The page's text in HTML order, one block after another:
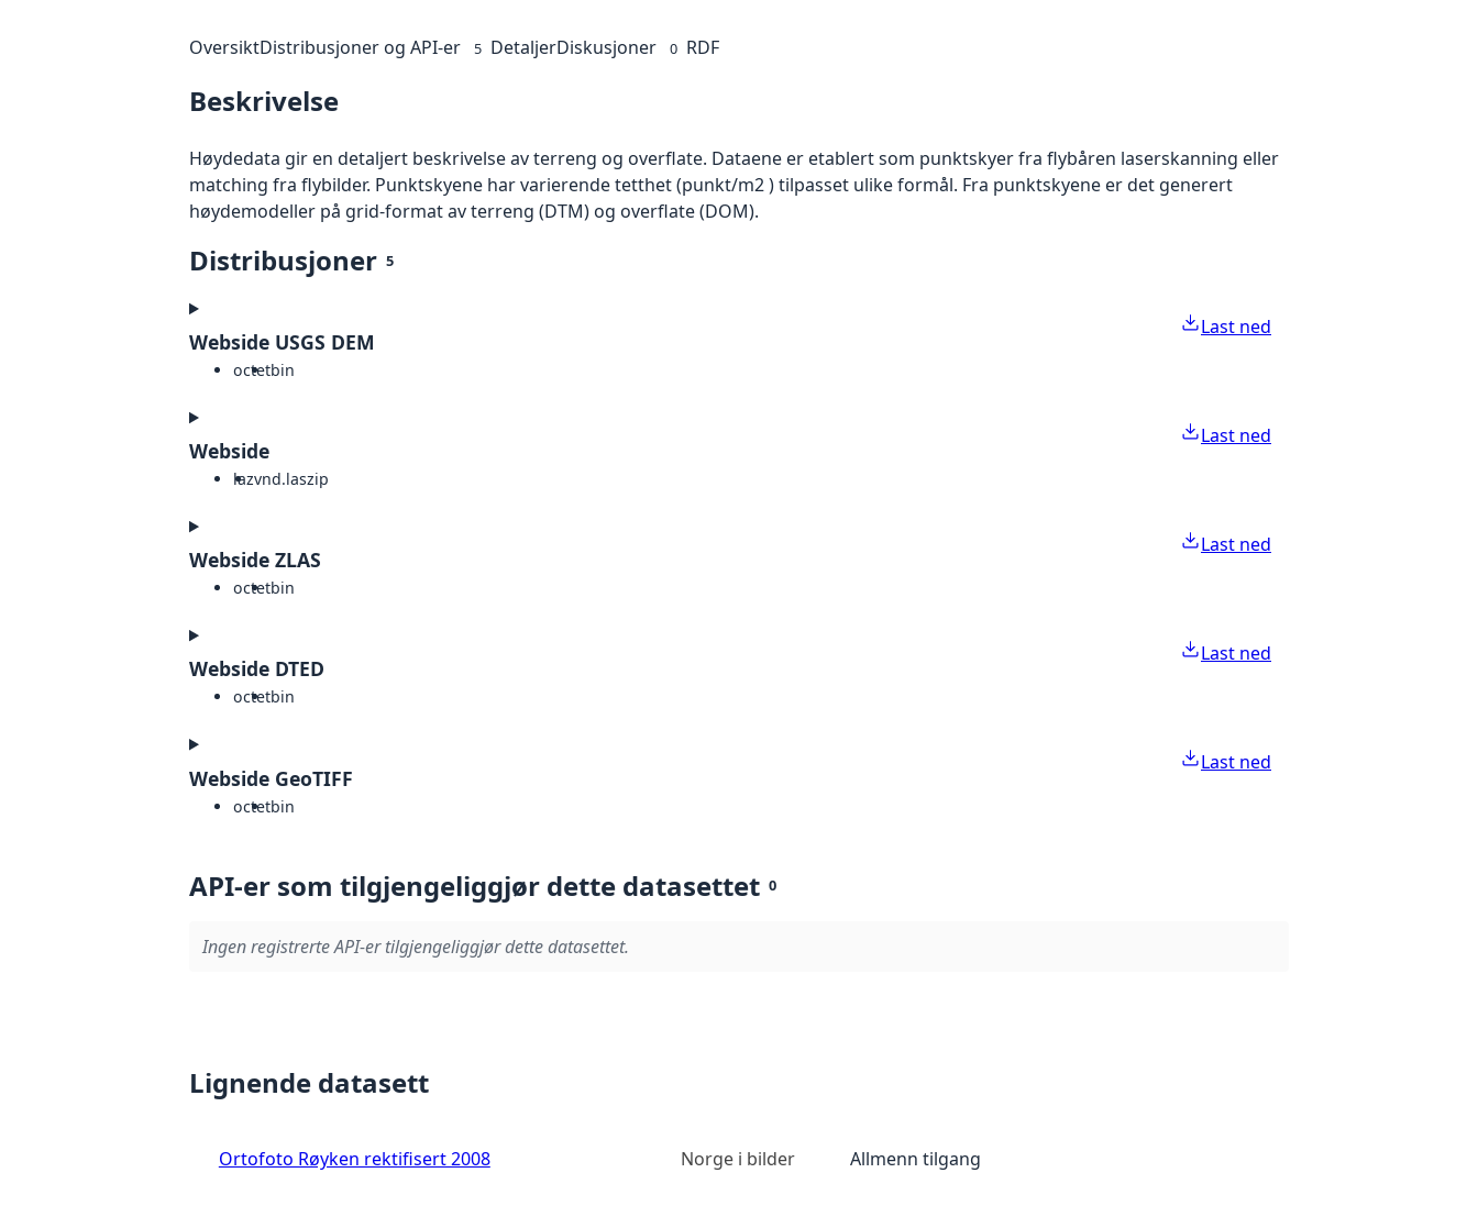
OversiktDistribusjoner og API-er 5 DetaljerDiskusjoner 0 RDF
Beskrivelse
Høydedata gir en detaljert beskrivelse av terreng og overflate. Dataene er etablert som punktskyer fra flybåren laserskanning eller
matching fra flybilder. Punktskyene har varierende tetthet (punkt/m2 ) tilpasset ulike formål. Fra punktskyene er det generert
høydemodeller på grid-format av terreng (DTM) og overflate (DOM).
Distribusjoner 5
Webside USGS DEM
octetbin
Last ned
Webside
lazvnd.laszip
Last ned
Webside ZLAS
octetbin
Last ned
Webside DTED
octetbin
Last ned
Webside GeoTIFF
octetbin
Last ned
API-er som tilgjengeliggjør dette datasettet 0
Ingen registrerte API-er tilgjengeliggjør dette datasettet.
Lignende datasett
Ortofoto Røyken rektifisert 2008 Norge i bilder Allmenn tilgang